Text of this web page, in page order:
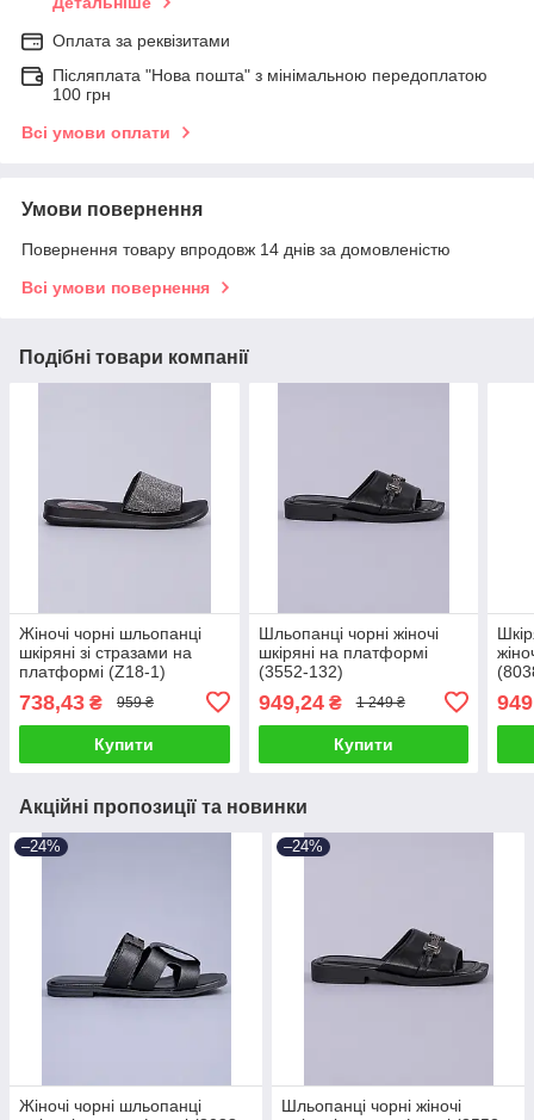
Оплата за реквізитами
Післяплата "Нова пошта" з мінімальною передоплатою
100 грн
Всі умови оплати
Умови повернення
Повернення товару впродовж 14 днів за домовленістю
Всі умови повернення
Подібні товари компанії
Жіночі чорні шльопанці
шкіряні зі стразами на
платформі (Z18-1)
738,43 ₴ 959 ₴
Купити
Шльопанці чорні жіночі
шкіряні на платформі
(3552-132)
949,24₴ 1 249 ₴
Купити
Акційні пропозиції та новинки
–24%
Жіночі чорні шльопанці
–24%
Шльопанці чорні жіночі